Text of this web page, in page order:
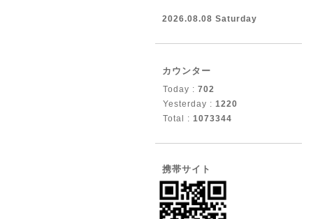
2026.08.08 Saturday
カウンター
Today : 702
Yesterday : 1220
Total : 1073344
携帯サイト